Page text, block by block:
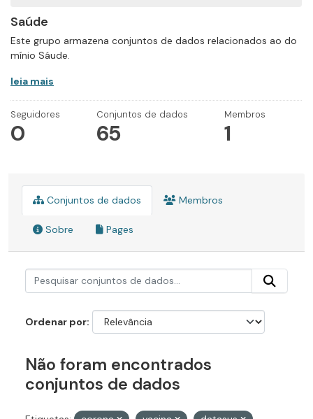
Saúde
Este grupo armazena conjuntos de dados relacionados ao do
mínio Sáude.
leia mais
Seguidores
0
Conjuntos de dados
65
Membros
1
Conjuntos de dados Membros
Sobre Pages
Ordenar por
Não foram encontrados
conjuntos de dados